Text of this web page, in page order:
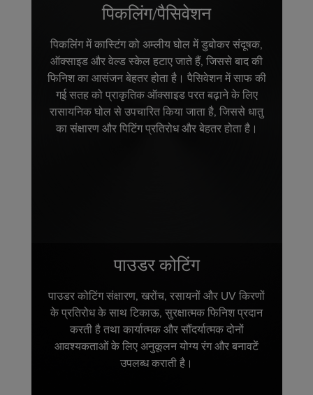
पिकलिंग/पैसिवेशन
पिकलिंग में कास्टिंग को अम्लीय घोल में डुबोकर संदूषक,
ऑक्साइड और वेल्ड स्केल हटाए जाते हैं, जिससे बाद की
फिनिश का आसंजन बेहतर होता है। पैसिवेशन में साफ की
गई सतह को प्राकृतिक ऑक्साइड परत बढ़ाने के लिए
रासायनिक घोल से उपचारित किया जाता है, जिससे धातु
का संक्षारण और पिटिंग प्रतिरोध और बेहतर होता है।
पाउडर कोटिंग
पाउडर कोटिंग संक्षारण, खरोंच, रसायनों और UV किरणों
के प्रतिरोध के साथ टिकाऊ, सुरक्षात्मक फिनिश प्रदान
करती है तथा कार्यात्मक और सौंदर्यात्मक दोनों
आवश्यकताओं के लिए अनुकूलन योग्य रंग और बनावटें
उपलब्ध कराती है।